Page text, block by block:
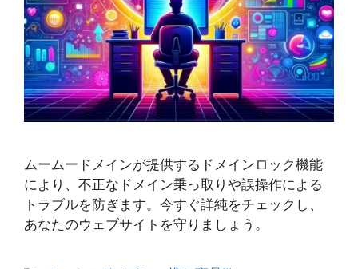
ムームードメインが提供するドメインロック機能
により、不正なドメイン乗っ取りや誤操作による
トラブルを防ぎます。今すぐ詳純をチェックし、
あなたのウェブサイトを守りましょう。